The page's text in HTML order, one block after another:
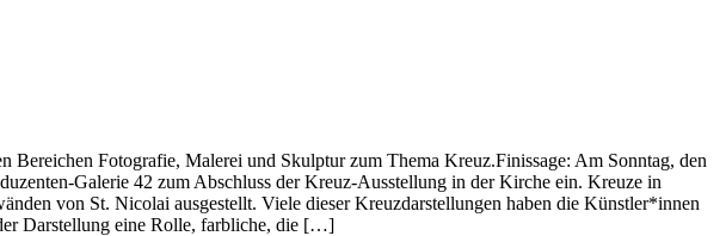
Fotografie, Malerei und Skulptur zum Thema Kreuz.Finissage: Am Sonntag, den
Galerie 42 zum Abschluss der Kreuz-Ausstellung in der Kirche ein. Kreuze in
von St. Nicolai ausgestellt. Viele dieser Kreuzdarstellungen haben die Künstler*innen
Darstellung eine Rolle, farbliche, die […]